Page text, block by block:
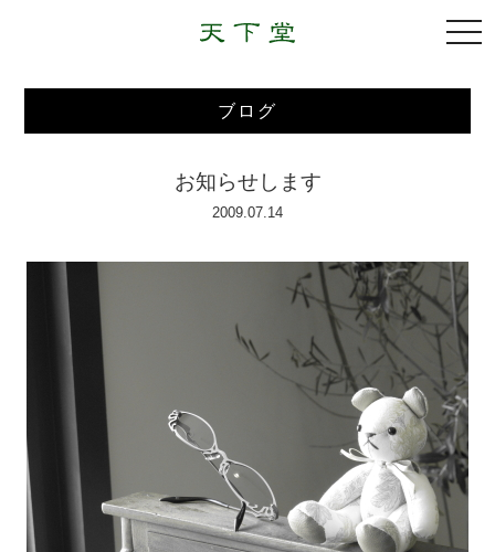
ブログ
お知らせします
2009.07.14